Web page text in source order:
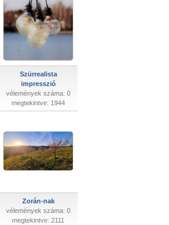
Szürrealista
impresszió
vélemények száma: 0
megtekintve: 1944
Zorán-nak
vélemények száma: 0
megtekintve: 2111